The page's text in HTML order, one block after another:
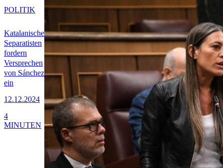
Katalanische
Separatisten
fordern
Versprechen
von Sánchez
ein
12.12.2024
POLITIK
4
MINUTEN